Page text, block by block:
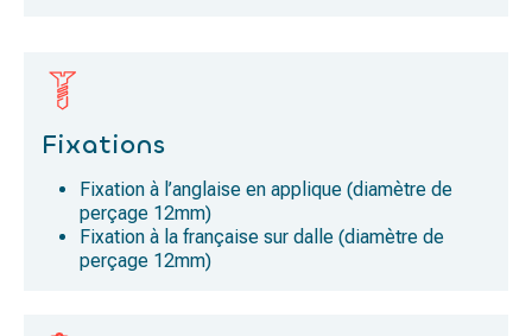
Fixations
Fixation à l’anglaise en applique (diamètre de
perçage 12mm)
Fixation à la française sur dalle (diamètre de
perçage 12mm)